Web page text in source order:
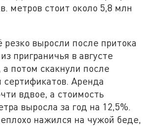
метров стоит около 5,8 млн
выросли после притока
приграничья в августе
а потом скакнули после
Аренда
вдвое, а стоимость
выросла за год на 12,5%.
нажился на чужой беде,